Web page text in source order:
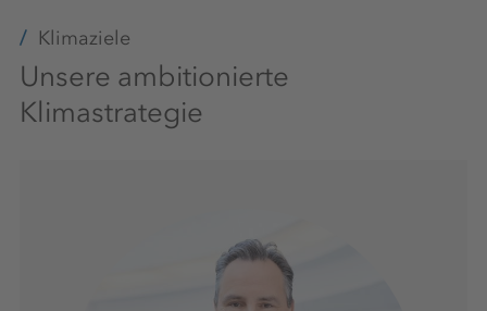
Klimaziele
Unsere ambitionierte
Klimastrategie